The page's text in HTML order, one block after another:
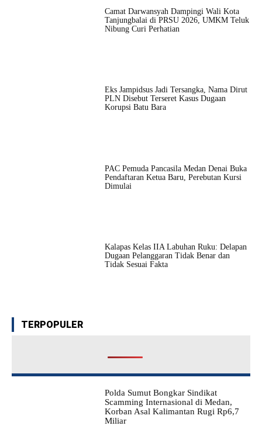
Camat Darwansyah Dampingi Wali Kota
Tanjungbalai di PRSU 2026, UMKM Teluk
Nibung Curi Perhatian
Eks Jampidsus Jadi Tersangka, Nama Dirut
PLN Disebut Terseret Kasus Dugaan
Korupsi Batu Bara
PAC Pemuda Pancasila Medan Denai Buka
Pendaftaran Ketua Baru, Perebutan Kursi
Dimulai
Kalapas Kelas IIA Labuhan Ruku: Delapan
Dugaan Pelanggaran Tidak Benar dan
Tidak Sesuai Fakta
TERPOPULER
Polda Sumut Bongkar Sindikat
Scamming Internasional di Medan,
Korban Asal Kalimantan Rugi Rp6,7
Miliar